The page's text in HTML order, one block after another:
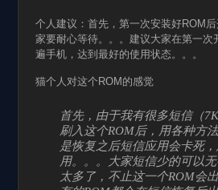
个人建议：首先，第一次安装好ROM
家要耐心等待。。。建议大家在第一次
遍手机，达到最好的使用状态。。。
猫个人对这个ROM的感觉
首先，由于我有很多短信（
刷入这个ROM后，用各种方
是恢复之后短信应用会卡死
用。。。大家短信少的可以
太多了，不止这一个ROM会